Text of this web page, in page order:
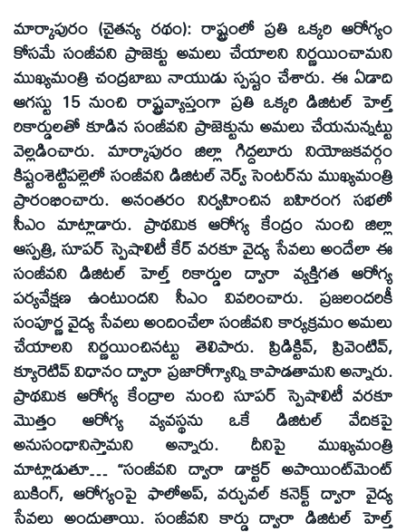
మార్కాపురం (చైతన్య రథం): రాష్ట్రంలో ప్రతి ఒక్కరి ఆరోగ్యం
కోసమే సంజీవని ప్రాజెక్టు అమలు చేయాలని నిర్ణయించామని
ముఖ్యమంత్రి చంద్రబాబు నాయుడు స్పష్టం చేశారు. ఈ ఏడాది
ఆగస్టు 15 నుంచి రాష్ట్రవ్యాప్తంగా ప్రతి ఒక్కరి డిజిటల్ హెల్త్
రికార్డులతో కూడిన సంజీవని ప్రాజెక్టును అమలు చేయనున్నట్టు
వెల్లడించారు. మార్కాపురం జిల్లా గిద్దలూరు నియోజకవర్గం
కిష్టంశెట్టిపల్లెలో సంజీవని డిజిటల్ నెర్వ్ సెంటర్‌ను ముఖ్యమంత్రి
ప్రారంభించారు. అనంతరం నిర్వహించిన బహిరంగ సభలో
సీఎం మాట్లాడారు. ప్రాథమిక ఆరోగ్య కేంద్రం నుంచి జిల్లా
ఆస్పత్రి, సూపర్ స్పెషాలిటీ కేర్ వరకూ వైద్య సేవలు అందేలా ఈ
సంజీవని డిజిటల్ హెల్త్ రికార్డుల ద్వారా వ్యక్తిగత ఆరోగ్య
పర్యవేక్షణ ఉంటుందని సీఎం వివరించారు. ప్రజలందరికీ
సంపూర్ణ వైద్య సేవలు అందించేలా సంజీవని కార్యక్రమం అమలు
చేయాలని నిర్ణయించినట్టు తెలిపారు. ప్రిడిక్టివ్, ప్రివెంటివ్,
క్యూరెటివ్ విధానం ద్వారా ప్రజారోగ్యాన్ని కాపాడతామని అన్నారు.
ప్రాథమిక ఆరోగ్య కేంద్రాల నుంచి సూపర్ స్పెషాలిటీ వరకూ
మొత్తం ఆరోగ్య వ్యవస్థను ఒకే డిజిటల్ వేదికపై
అనుసంధానిస్తామని అన్నారు. దీనిపై ముఖ్యమంత్రి
మాట్లాడుతూ… “సంజీవని ద్వారా డాక్టర్ అపాయింట్‌మెంట్
బుకింగ్, ఆరోగ్యంపై ఫాలోఅప్, వర్చువల్ కనెక్ట్ ద్వారా వైద్య
సేవలు అందుతాయి. సంజీవని కార్డు ద్వారా డిజిటల్ హెల్త్